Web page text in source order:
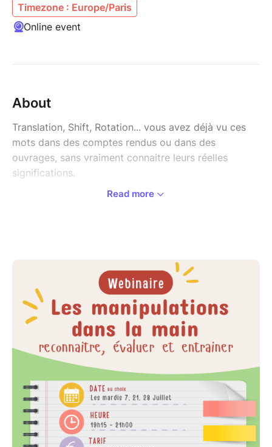
Timezone : Europe/Paris
Online event
About
Translation, Shift, Rotation... vous avez déjà vu ces
mots dans des comptes rendus ou dans des
ouvrages, sans vraiment connaitre leurs réelles
significations.
✔ lien avec l’écriture et les AVQ
Non finançable FIF-PL.
Replay disponible à la vente dès la première date.
Read more